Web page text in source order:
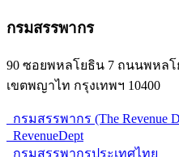
กรมสรรพากร
90 ซอยพหลโยธิน 7 ถนนพหล
เขตพญาไท กรุงเทพฯ 10400
กรมสรรพากร (The Revenue
RevenueDept
กรมสรรพากรประเทศไทย